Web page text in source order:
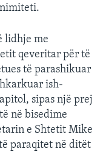
lidhje me
qeveritar për të
të parashikuar
ish-
sipas një prej
në bisedime
e Shtetit Mike
paraqitet në ditët